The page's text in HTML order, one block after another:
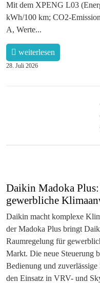
Mit dem XPENG L03
kWh/100 km; CO2-
A, Werte...
weiterlesen
28. Juli 2026
Daikin Madoka
gewerbliche
Daikin macht komplexe
der Madoka Plus bringt
Raumregelung für
Markt. Die neue Steuerung
Bedienung und
den Einsatz in VRV- und